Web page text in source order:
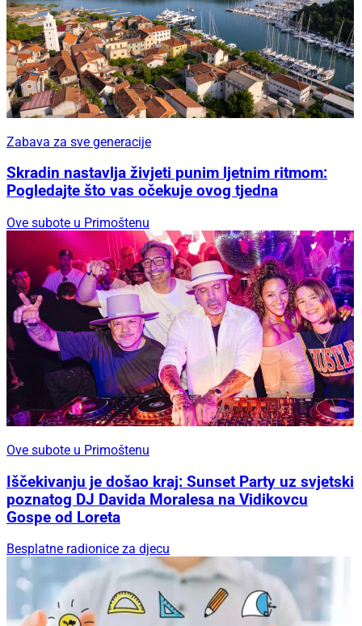
Zabava za sve generacije
Skradin nastavlja živjeti punim ljetnim ritmom:
Pogledajte što vas očekuje ovog tjedna
Ove subote u Primoštenu
Ove subote u Primoštenu
Iščekivanju je došao kraj: Sunset Party uz svjetski
poznatog DJ Davida Moralesa na Vidikovcu
Gospe od Loreta
Besplatne radionice za djecu